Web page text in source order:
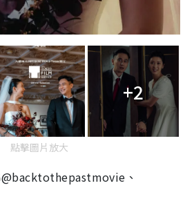
+2
點擊圖片放大
、